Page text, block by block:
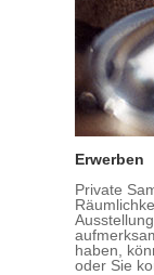
Erwerben
Private
haben,
oder Sie